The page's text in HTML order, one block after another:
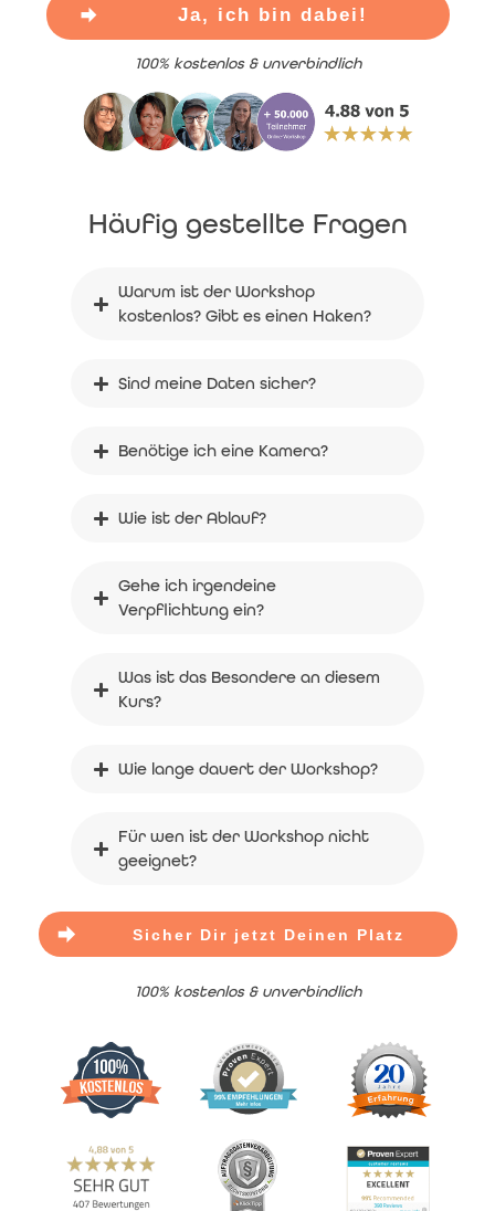
Ja, ich bin dabei!
100% kostenlos & unverbindlich
Häufig gestellte Fragen
Warum ist der Workshop
kostenlos? Gibt es einen Haken?
Sind meine Daten sicher?
Benötige ich eine Kamera?
Wie ist der Ablauf?
Gehe ich irgendeine
Verpflichtung ein?
Was ist das Besondere an diesem
Kurs?
Wie lange dauert der Workshop?
Für wen ist der Workshop nicht
geeignet?
Sicher Dir jetzt Deinen Platz
100% kostenlos & unverbindlich